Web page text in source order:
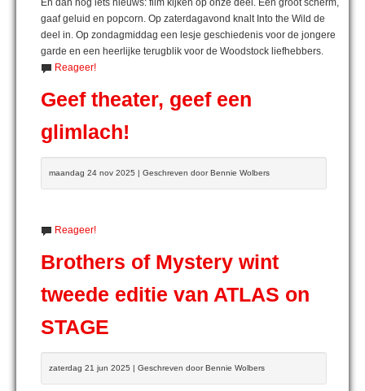
En dan nog iets nieuws: film kijken op onze deel. Een groot scherm,
gaaf geluid en popcorn. Op zaterdagavond knalt Into the Wild de
deel in. Op zondagmiddag een lesje geschiedenis voor de jongere
garde en een heerlijke terugblik voor de Woodstock liefhebbers.
Reageer!
Geef theater, geef een
glimlach!
maandag 24 nov 2025 | Geschreven door Bennie Wolbers
Reageer!
Brothers of Mystery wint
tweede editie van ATLAS on
STAGE
zaterdag 21 jun 2025 | Geschreven door Bennie Wolbers